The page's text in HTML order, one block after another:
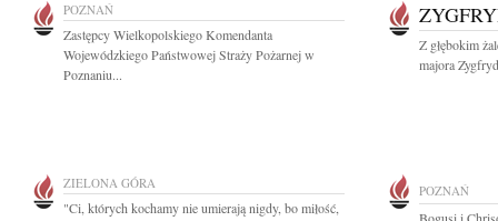
POZNAŃ
Zastępcy Wielkopolskiego Komendanta
Wojewódzkiego Państwowej Straży Pożarnej w
Poznaniu...
Z głębokim
majora
ZIELONA GÓRA
"Ci, których kochamy nie umierają nigdy, bo miłość,
POZNAŃ